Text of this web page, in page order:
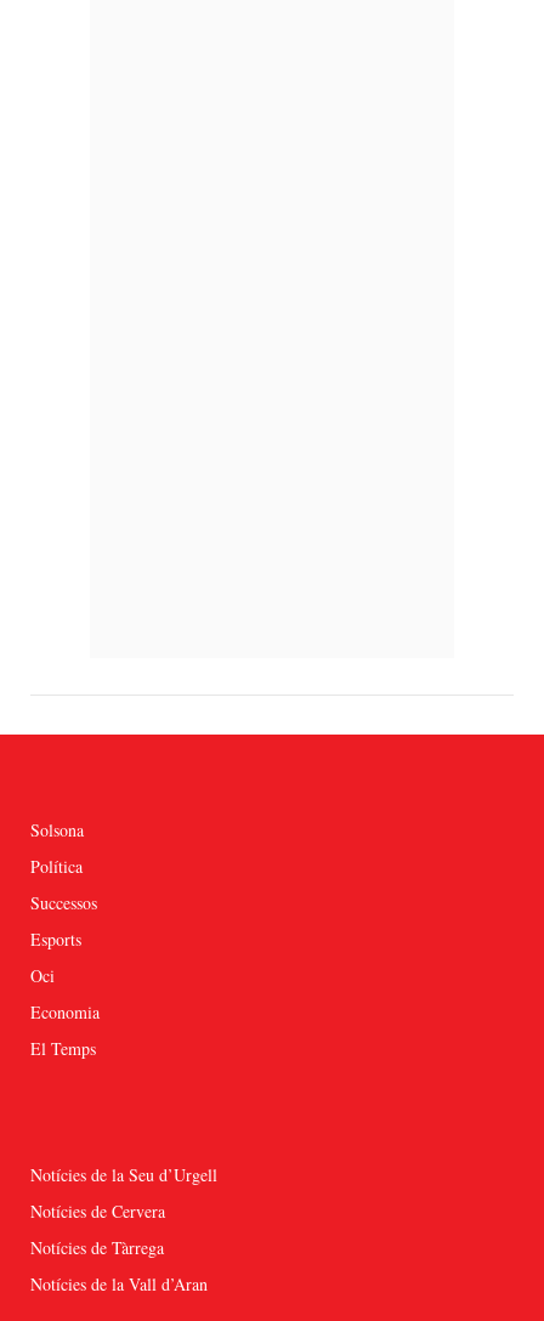
Solsona
Política
Successos
Esports
Oci
Economia
El Temps
Notícies de la Seu d’Urgell
Notícies de Cervera
Notícies de Tàrrega
Notícies de la Vall d’Aran